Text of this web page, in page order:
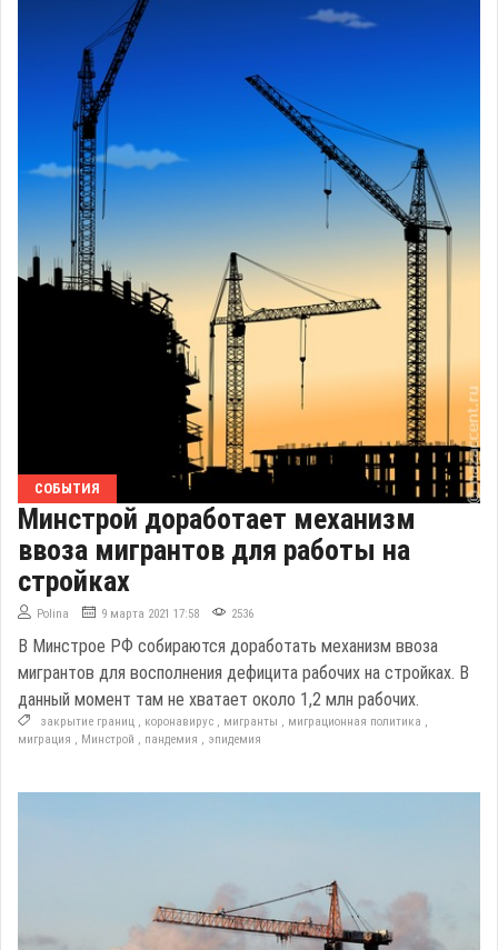
СОБЫТИЯ
Минстрой доработает механизм
ввоза мигрантов для работы на
стройках
Polina 9 марта 2021 17:58 2536
В Минстрое РФ собираются доработать механизм ввоза
мигрантов для восполнения дефицита рабочих на стройках. В
данный момент там не хватает около 1,2 млн рабочих.
закрытие границ , коронавирус , мигранты , миграционная политика ,
миграция , Минстрой , пандемия , эпидемия